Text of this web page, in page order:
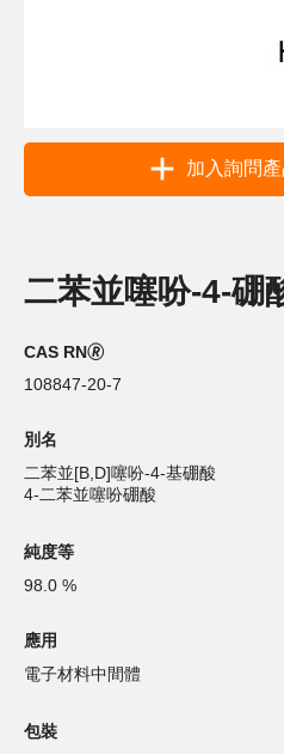
加入詢問
二苯並噻吩-4-硼
CAS RN🄬
108847-20-7
別名
二苯並[B,D]噻吩-4-基硼酸
4-二苯並噻吩硼酸
純度等
98.0 %
應用
電子材料中間體
包裝